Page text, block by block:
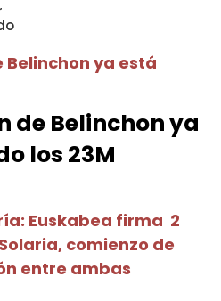
de Belinchon ya
los 23M